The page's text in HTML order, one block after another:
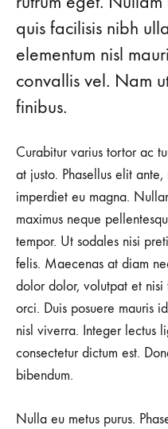
quis facilisis nibh
elementum nisl
convallis vel. Nam
finibus.
Curabitur varius tortor ac
at justo. Phasellus elit
imperdiet eu magna.
maximus neque
tempor. Ut sodales nisi
felis. Maecenas at diam
dolor dolor, volutpat et
orci. Duis posuere mauris
nisl viverra. Integer lectus
consectetur dictum est.
bibendum.
Nulla eu metus purus.